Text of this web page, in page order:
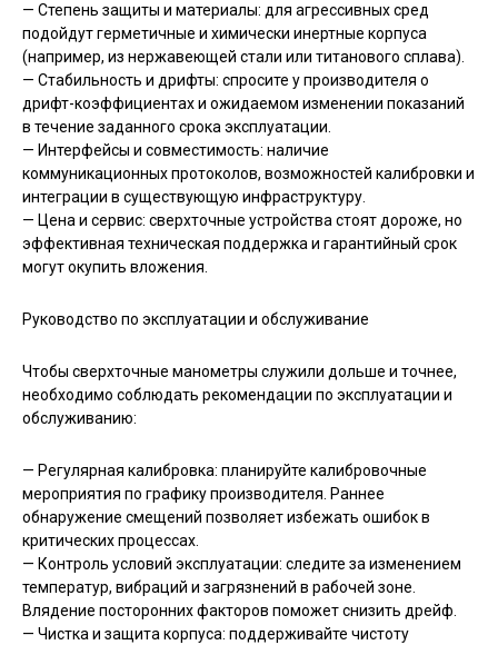
— Степень защиты и материалы: для агрессивных сред
подойдут герметичные и химически инертные корпуса
(например, из нержавеющей стали или титанового сплава).
— Стабильность и дрифты: спросите у производителя о
дрифт-коэффициентах и ожидаемом изменении показаний
в течение заданного срока эксплуатации.
— Интерфейсы и совместимость: наличие
коммуникационных протоколов, возможностей калибровки и
интеграции в существующую инфраструктуру.
— Цена и сервис: сверхточные устройства стоят дороже, но
эффективная техническая поддержка и гарантийный срок
могут окупить вложения.
Руководство по эксплуатации и обслуживание
Чтобы сверхточные манометры служили дольше и точнее,
необходимо соблюдать рекомендации по эксплуатации и
обслуживанию:
— Регулярная калибровка: планируйте калибровочные
мероприятия по графику производителя. Раннее
обнаружение смещений позволяет избежать ошибок в
критических процессах.
— Контроль условий эксплуатации: следите за изменением
температур, вибраций и загрязнений в рабочей зоне.
Влядение посторонних факторов поможет снизить дрейф.
— Чистка и защита корпуса: поддерживайте чистоту